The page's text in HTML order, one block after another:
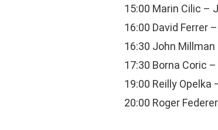
15:00 Marin Cilic –
16:00 David Ferrer
16:30 John
17:30 Borna Coric
19:00 Reilly Opelka
20:00 Roger